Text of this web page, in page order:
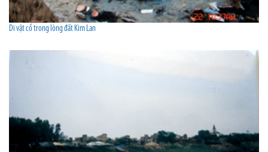
Di vật cổ trong lòng đất Kim Lan